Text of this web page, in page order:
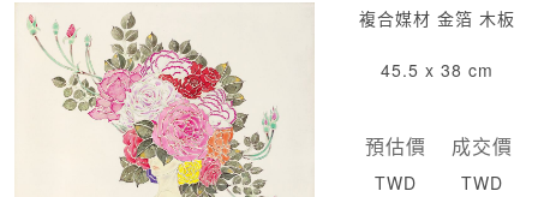
複合媒材 金箔 木板
45.5 x 38 cm
預估價
TWD
成交價
TWD